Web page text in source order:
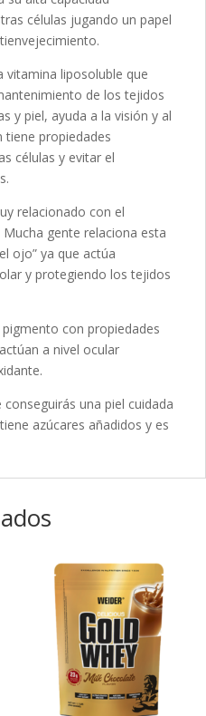
células jugando un papel
vitamina liposoluble que
de los tejidos
y piel, ayuda a la visión y al
tiene propiedades
células y evitar el
relacionado con el
gente relaciona esta
ojo” ya que actúa
y protegiendo los tejidos
con propiedades
a nivel ocular
una piel cuidada
azúcares añadidos y es